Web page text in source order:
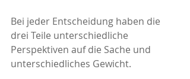
Bei jeder Entscheidung haben die
drei Teile unterschiedliche
Perspektiven auf die Sache und
unterschiedliches Gewicht.